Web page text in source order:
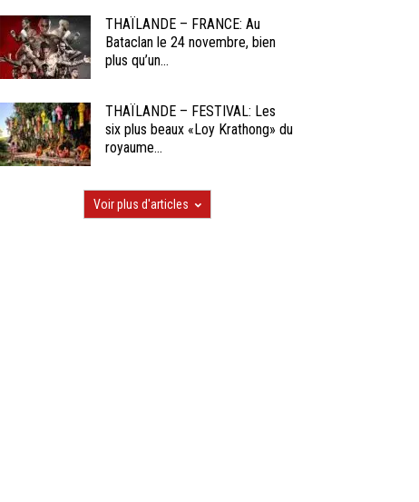
THAÏLANDE – FRANCE: Au
Bataclan le 24 novembre, bien
plus qu’un...
THAÏLANDE – FESTIVAL: Les
six plus beaux «Loy Krathong» du
royaume...
Voir plus d'articles